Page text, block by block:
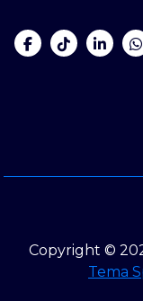
Copyright ©
Tema